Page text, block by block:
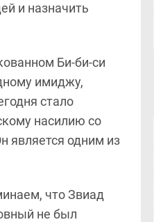
и назначить
Би-би-си
имиджу,
стало
насилию со
является одним из
что Звиад
не был